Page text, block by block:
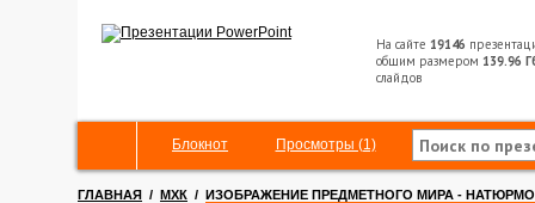
На сайте 19146
общим размером 139.96
слайдов
Блокнот Просмотры (1)
ГЛАВНАЯ / МХК / ИЗОБРАЖЕНИЕ ПРЕДМЕТНОГО МИРА -